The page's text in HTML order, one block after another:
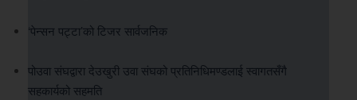
‘पेन्सन पट्टा’को टिजर सार्वजनिक
पोउवा संघद्वारा देउखुरी उवा संघको प्रतिनिधिमण्डलाई स्वागतसँगै
सहकार्यको सहमति